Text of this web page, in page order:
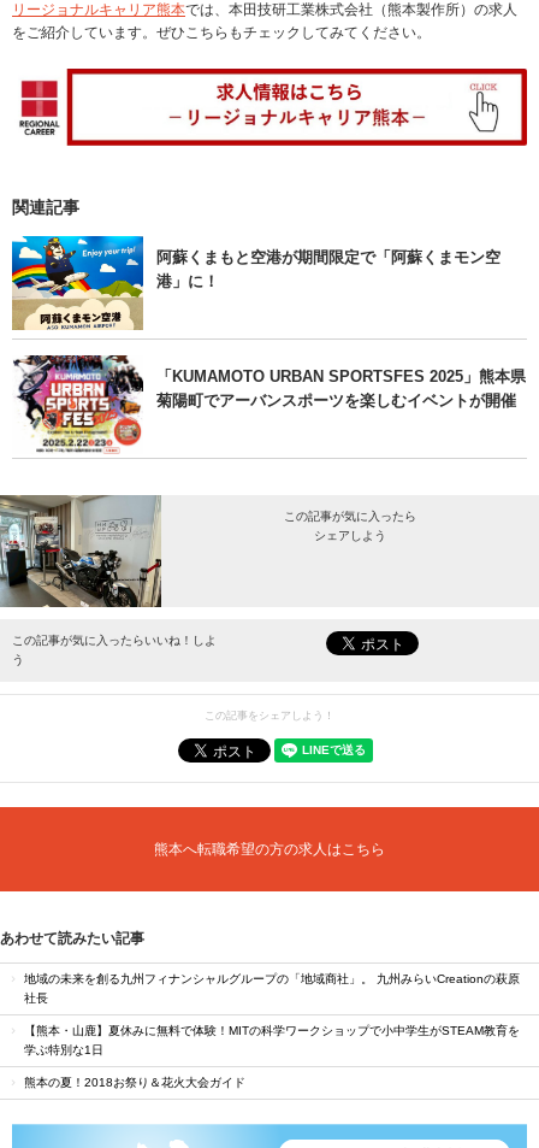
リージョナルキャリア熊本では、本田技研工業株式会社（熊本製作所）の求人
をご紹介しています。ぜひこちらもチェックしてみてください。
関連記事
阿蘇くまもと空港が期間限定で「阿蘇くまモン空
港」に！
「KUMAMOTO URBAN SPORTSFES 2025」熊本県
菊陽町でアーバンスポーツを楽しむイベントが開催
この記事が気に入ったら
シェアしよう
最新情報をお届けします。
この記事が気に入ったらいいね！しよ
う
この記事をシェアしよう！
熊本へ転職希望の方の求人はこちら
あわせて読みたい記事
地域の未来を創る九州フィナンシャルグループの「地域商社」。 九州みらいCreationの萩原
社長
【熊本・山鹿】夏休みに無料で体験！MITの科学ワークショップで小中学生がSTEAM教育を
学ぶ特別な1日
熊本の夏！2018お祭り＆花火大会ガイド